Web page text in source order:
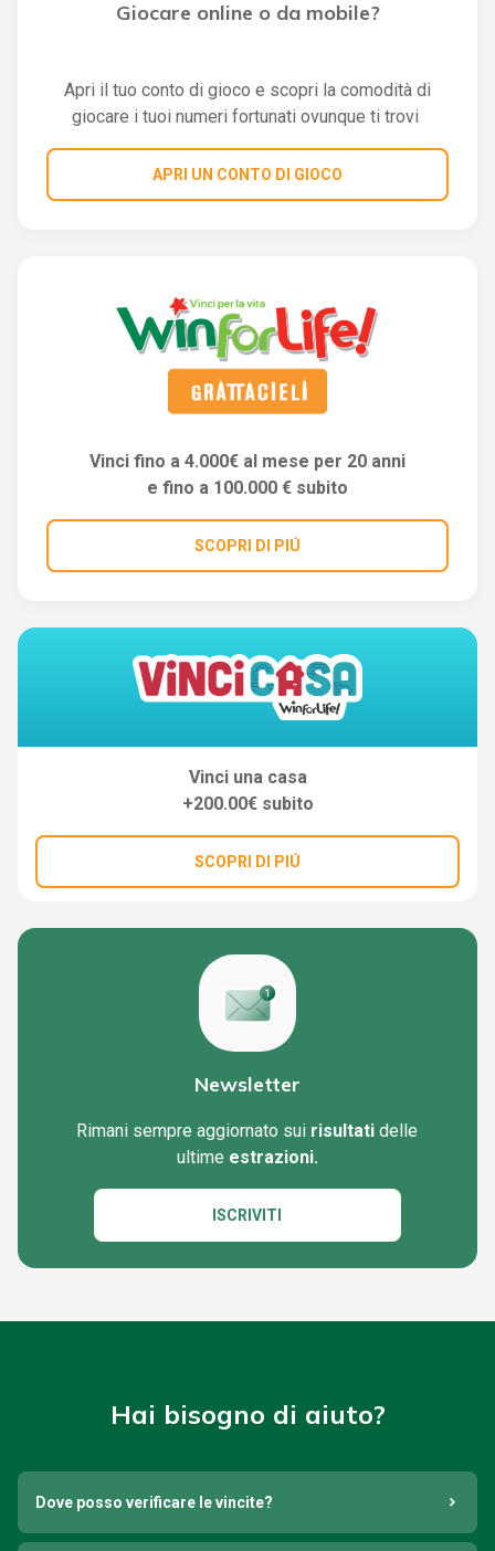
Giocare online o da mobile?
Apri il tuo conto di gioco e scopri la comodità di
giocare i tuoi numeri fortunati ovunque ti trovi
APRI UN CONTO DI GIOCO
Vinci fino a 4.000€ al mese per 20 anni
e fino a 100.000 € subito
SCOPRI DI PIÚ
Vinci una casa
+200.00€ subito
SCOPRI DI PIÚ
Newsletter
Rimani sempre aggiornato sui risultati delle
ultime estrazioni.
ISCRIVITI
Hai bisogno di aiuto?
Dove posso verificare le vincite?